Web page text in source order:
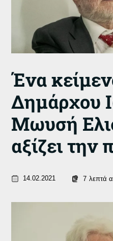
Ένα
Δημάρχου
Μωυσή
αξίζει την
14.02.2021 7 λεπτά